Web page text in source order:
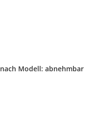
Modell: abnehmbar